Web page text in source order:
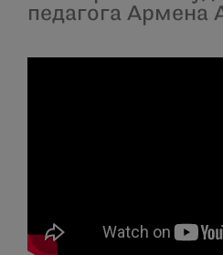
педагога Армена